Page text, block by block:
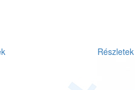
Részletek